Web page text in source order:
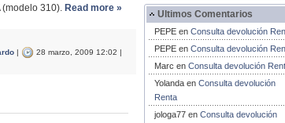
310). Read more »
|
28 marzo, 2009 12:02 |
Ultimos Comentarios
PEPE en Consulta devolución
PEPE en Consulta devolución
Marc en Consulta devolución
Yolanda en Consulta devolución
Renta
jologa77 en Consulta devolución